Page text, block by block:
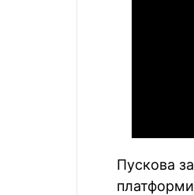
Пускова
платформи